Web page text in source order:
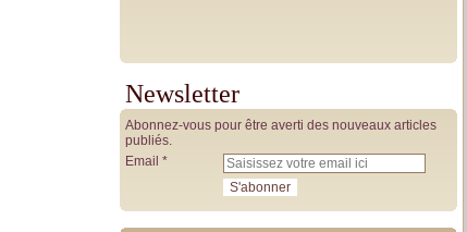
Newsletter
Abonnez-vous pour être averti des nouveaux articles
publiés.
Email